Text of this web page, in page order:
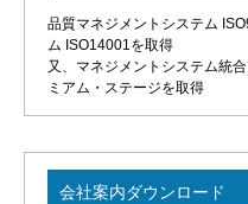
品質マネジメントシステム
ム ISO14001を取得
又、マネジメントシステム統
ミアム・ステージを取得
会社案内ダウンロード